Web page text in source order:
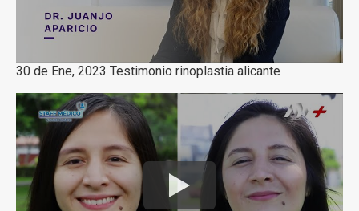
30 de Ene, 2023 Testimonio rinoplastia alicante